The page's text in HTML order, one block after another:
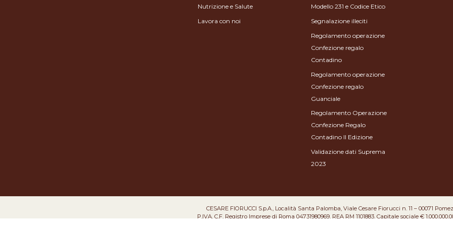
Nutrizione e Salute
Lavora con noi
Modello 231 e Codice Etico
Segnalazione illeciti
Regolamento operazione
Confezione regalo
Contadino
Regolamento operazione
Confezione regalo
Guanciale
Regolamento Operazione
Confezione Regalo
Contadino II Edizione
Validazione dati Suprema
2023
CESARE FIORUCCI S.p.A., Località Santa Palomba, Viale Cesare Fiorucci n. 11 – 00071
P.IVA, C.F. Registro Imprese di Roma 04731980969, REA RM 1101883, Capitale sociale €